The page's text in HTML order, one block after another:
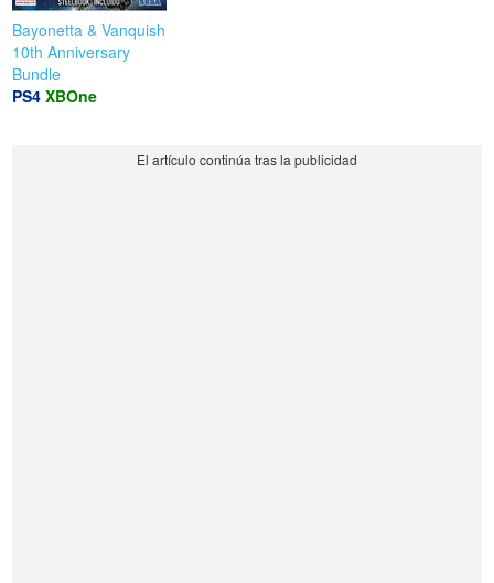
Bayonetta & Vanquish
10th Anniversary
Bundle
PS4 XBOne